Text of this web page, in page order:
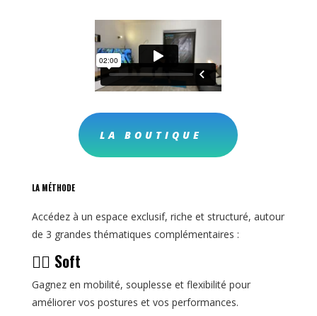
LA BOUTIQUE
LA MÉTHODE
Accédez à un espace exclusif, riche et structuré, autour
de 3 grandes thématiques complémentaires :
🧘‍♀️ Soft
Gagnez en mobilité, souplesse et flexibilité pour
améliorer vos postures et vos performances.